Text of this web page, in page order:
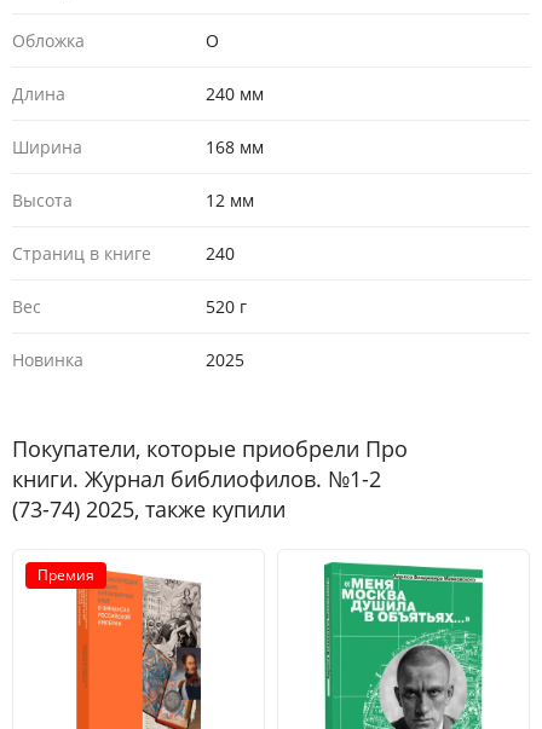
Обложка О
Длина 240 мм
Ширина 168 мм
Высота 12 мм
Страниц в книге 240
Вес 520 г
Новинка 2025
Покупатели, которые приобрели Про
книги. Журнал библиофилов. №1-2
(73-74) 2025, также купили
Премия